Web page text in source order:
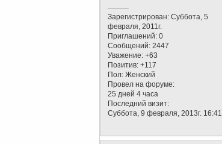
Зарегистрирован: Суббота, 5
февраля, 2011г.
Приглашений: 0
Сообщений: 2447
Уважение: +63
Позитив: +117
Пол: Женский
Провел на форуме:
25 дней 4 часа
Последний визит:
Суббота, 9 февраля, 2013г. 16:41